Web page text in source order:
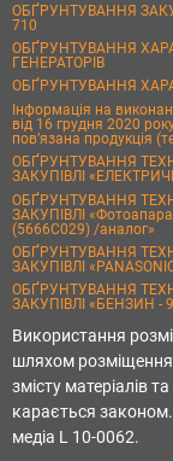
ОБҐРУНТУВАННЯ
710
ОБҐРУНТУВАННЯ
ГЕНЕРАТОРІВ
ОБҐРУНТУВАННЯ
Інформація на
від 16 грудня 2020
пов’язана продукція
ОБҐРУНТУВАННЯ
ЗАКУПІВЛІ
ОБҐРУНТУВАННЯ
ЗАКУПІВЛІ
(5666C029) /аналог»
ОБҐРУНТУВАННЯ
ЗАКУПІВЛІ
ОБҐРУНТУВАННЯ
ЗАКУПІВЛІ «БЕНЗИН -
Використання
шляхом розміщення
змісту матеріалів
карається законом.
медіа L 10-0062.